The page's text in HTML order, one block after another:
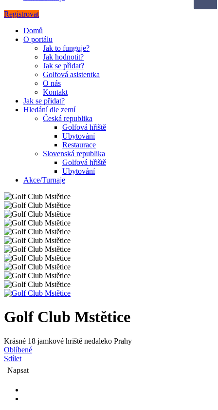
Registrovat
Domů
O portálu
Jak to funguje?
Jak hodnotit?
Jak se přidat?
Golfová asistentka
O nás
Kontakt
Jak se přidat?
Hledání dle zemí
Česká republika
Golfová hřiště
Ubytování
Restaurace
Slovenská republika
Golfová hřiště
Ubytování
Akce/Turnaje
Golf Club Mstětice
Krásné 18 jamkové hriště nedaleko Prahy
Oblíbené
Sdílet
Napsat